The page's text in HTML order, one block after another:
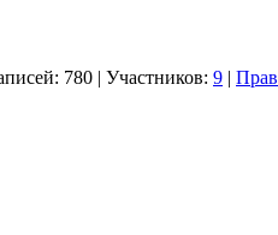
780 | Участников: 9 |